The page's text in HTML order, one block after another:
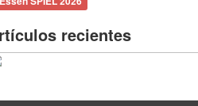
recientes